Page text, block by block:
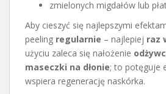
zmielonych migdałów lub
Aby cieszyć się najlepszymi
peeling regularnie – najlepiej raz
użyciu zaleca się nałożenie
maseczki na dłonie; to potęguje
wspiera regenerację naskórka.